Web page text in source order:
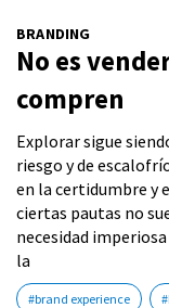
BRANDING
No es
compren
Explorar sigue
riesgo y de
en la certidumbre y
ciertas pautas no
necesidad
la
#brand experience